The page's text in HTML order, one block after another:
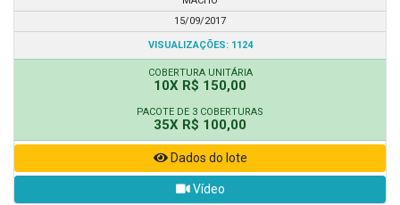
15/09/2017
VISUALIZAÇÕES: 1124
COBERTURA UNITÁRIA
10X R$ 150,00
PACOTE DE 3 COBERTURAS
35X R$ 100,00
Dados do lote
Vídeo